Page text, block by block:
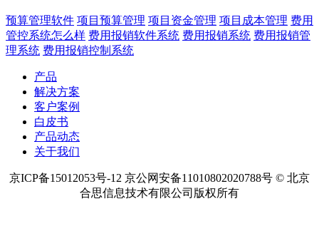
预算管理软件 项目预算管理 项目资金管理 项目成本管理 费用
管控系统怎么样 费用报销软件系统 费用报销系统 费用报销管
理系统 费用报销控制系统
产品
解决方案
客户案例
白皮书
产品动态
关于我们
京ICP备15012053号-12 京公网安备11010802020788号 © 北京
合思信息技术有限公司版权所有